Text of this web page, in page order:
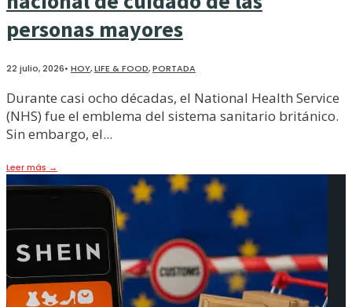
personas mayores
22 julio, 2026• HOY,LIFE & FOOD,PORTADA
Durante casi ocho décadas, el National Health Service
(NHS) fue el emblema del sistema sanitario británico.
Sin embargo, el...
Leer más →